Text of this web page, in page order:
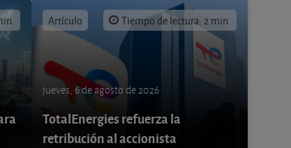
Artículo Tiempo de lectura: 2 min.
jueves, 6 de agosto de 2026
TotalEnergies refuerza la
retribución al accionista